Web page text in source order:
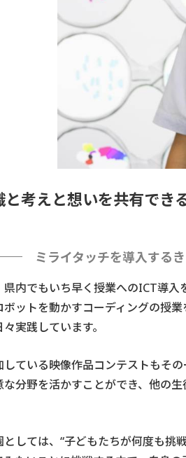
と考えと想いを共有でき
ミライタッチを導入する
県内でもいち早く授業へのICT導
ボットを動かすコーディングの授
実践しています。
している映像作品コンテストもそ
な分野を活かすことができ、他の
としては、“子どもたちが何度も挑